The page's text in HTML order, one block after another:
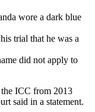
wore a dark blue
trial that he was a
did not apply to
the ICC from 2013
said in a statement.